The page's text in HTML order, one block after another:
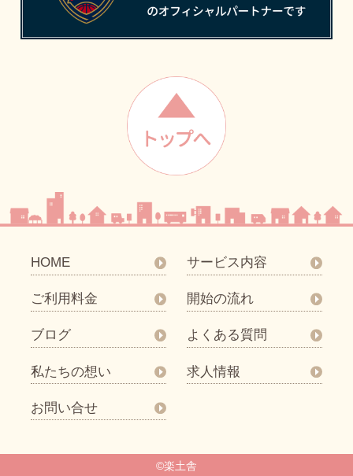
HOME サービス内容
ご利用料金 開始の流れ
ブログ よくある質問
私たちの想い 求人情報
お問い合せ
©楽土舎